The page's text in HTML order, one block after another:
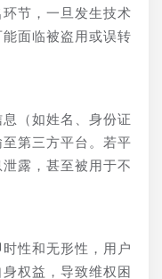
节，一旦发生技术
面临被盗用或误转
（如姓名、身份证
第三方平台。若平
露，甚至被用于不
性和无形性，用户
权益，导致维权困